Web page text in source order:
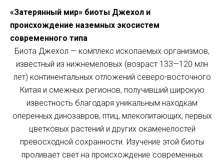
«Затерянный мир» биоты Джехол и
происхождение наземных экосистем
современного типа
Биота Джехол — комплекс ископаемых организмов,
известный из нижнемеловых (возраст 133—120 млн
лет) континентальных отложений северо-восточного
Китая и смежных регионов, получивший широкую
известность благодаря уникальным находкам
оперенных динозавров, птиц, млекопитающих, первых
цветковых растений и других окаменелостей
превосходной сохранности. Изучение этой биоты
проливает свет на происхождение современных